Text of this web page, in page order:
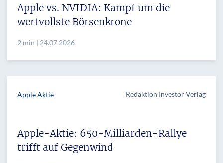
Apple vs. NVIDIA: Kampf um die
wertvollste Börsenkrone
2 min | 24.07.2026
Apple Aktie Redaktion Investor Verlag
Apple-Aktie: 650-Milliarden-Rallye
trifft auf Gegenwind